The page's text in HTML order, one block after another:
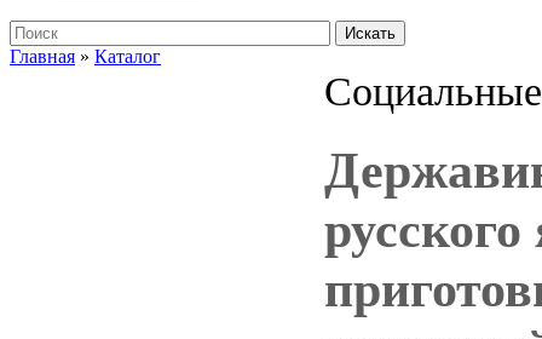
Искать
Главная » Каталог